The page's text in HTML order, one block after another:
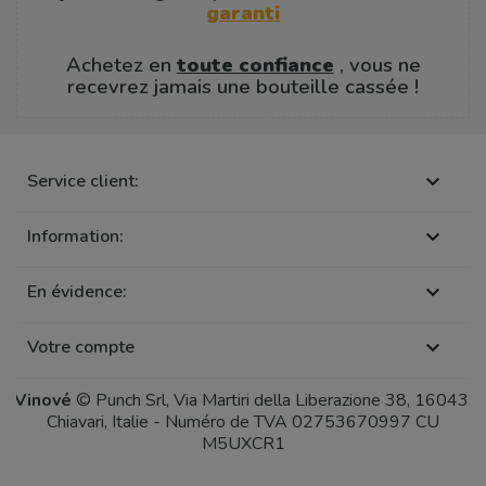
garanti
Achetez en toute confiance , vous ne
recevrez jamais une bouteille cassée !
Service client: 
Information: 
En évidence: 
Votre compte 
Vinové © Punch Srl, Via Martiri della Liberazione 38, 16043,
Chiavari, Italie - Numéro de TVA 02753670997 CU
M5UXCR1